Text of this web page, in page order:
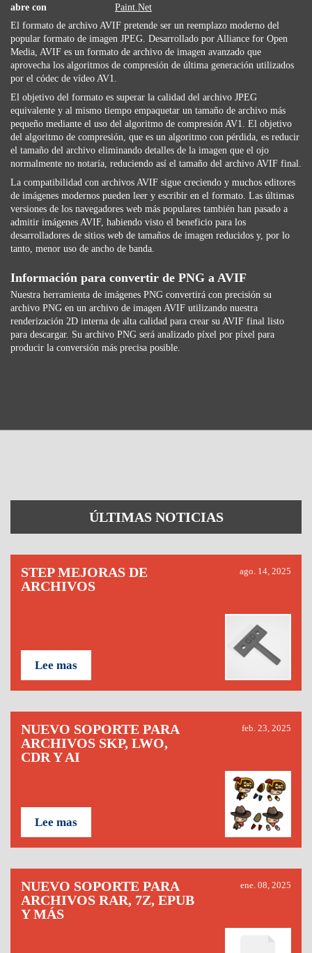
abre con
Paint.Net
El formato de archivo AVIF pretende ser un reemplazo moderno del
popular formato de imagen JPEG. Desarrollado por Alliance for Open
Media, AVIF es un formato de archivo de imagen avanzado que
aprovecha los algoritmos de compresión de última generación utilizados
por el códec de vídeo AV1.
El objetivo del formato es superar la calidad del archivo JPEG
equivalente y al mismo tiempo empaquetar un tamaño de archivo más
pequeño mediante el uso del algoritmo de compresión AV1. El objetivo
del algoritmo de compresión, que es un algoritmo con pérdida, es reducir
el tamaño del archivo eliminando detalles de la imagen que el ojo
normalmente no notaría, reduciendo así el tamaño del archivo AVIF final.
La compatibilidad con archivos AVIF sigue creciendo y muchos editores
de imágenes modernos pueden leer y escribir en el formato. Las últimas
versiones de los navegadores web más populares también han pasado a
admitir imágenes AVIF, habiendo visto el beneficio para los
desarrolladores de sitios web de tamaños de imagen reducidos y, por lo
tanto, menor uso de ancho de banda.
Información para convertir de PNG a AVIF
Nuestra herramienta de imágenes PNG convertirá con precisión su
archivo PNG en un archivo de imagen AVIF utilizando nuestra
renderización 2D interna de alta calidad para crear su AVIF final listo
para descargar. Su archivo PNG será analizado píxel por píxel para
producir la conversión más precisa posible.
ÚLTIMAS NOTICIAS
STEP MEJORAS DE
ARCHIVOS
ago. 14, 2025
Lee mas
NUEVO SOPORTE PARA
ARCHIVOS SKP, LWO,
CDR Y AI
feb. 23, 2025
Lee mas
NUEVO SOPORTE PARA
ARCHIVOS RAR, 7Z, EPUB
Y MÁS
ene. 08, 2025